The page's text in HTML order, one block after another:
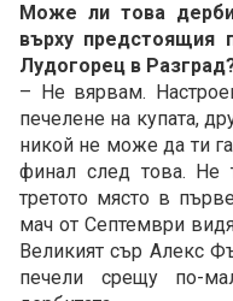
Може ли това
върху предстоящия
Лудогорец в
– Не вярвам.
печелене на купата,
никой не може да ти
финал след това. Не
третото място в
мач от Септември
Великият сър Алекс
печели срещу по-